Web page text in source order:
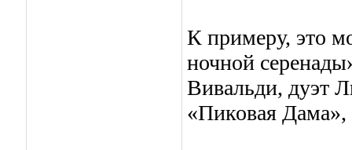
К примеру, это
ночной
Вивальди, дуэт
«Пиковая